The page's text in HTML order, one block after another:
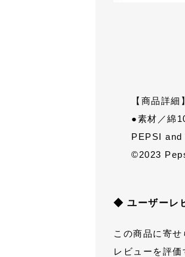
【商品詳細】
●素材／綿
PEPSI
©2023
◆ ユーザーレ
この商品に寄せ
レビューを評価